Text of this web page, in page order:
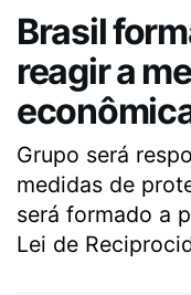
Brasil
reagir a
Grupo será
medidas de
será formado a
Lei de